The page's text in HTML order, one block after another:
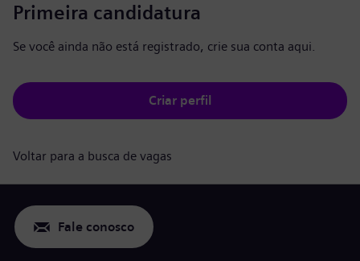
Primeira candidatura
Se você ainda não está registrado, crie sua conta aqui.
Criar perfil
Voltar para a busca de vagas
Fale conosco